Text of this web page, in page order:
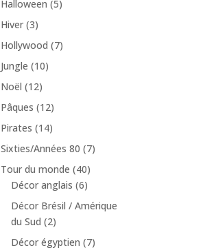
Halloween (5)
Hiver (3)
Hollywood (7)
Jungle (10)
Noël (12)
Pâques (12)
Pirates (14)
Sixties/Années 80 (7)
Tour du monde (40)
Décor anglais (6)
Décor Brésil / Amérique
du Sud (2)
Décor égyptien (7)